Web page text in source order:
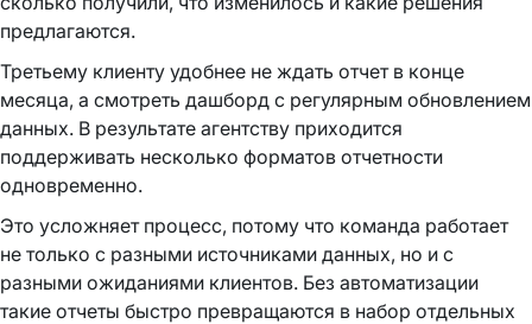
предлагаются.
Третьему клиенту удобнее не ждать отчет в конце
месяца, а смотреть дашборд с регулярным обновлением
данных. В результате агентству приходится
поддерживать несколько форматов отчетности
одновременно.
Это усложняет процесс, потому что команда работает
не только с разными источниками данных, но и с
разными ожиданиями клиентов. Без автоматизации
такие отчеты быстро превращаются в набор отдельных